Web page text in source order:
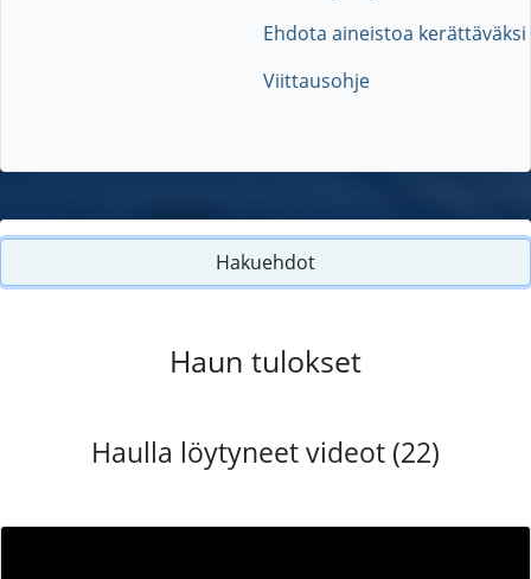
Ehdota aineistoa kerättäväksi
Viittausohje
Hakuehdot
Haun tulokset
Haulla löytyneet videot (22)